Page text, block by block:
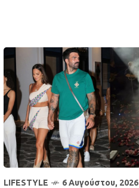
LIFESTYLE 6 Αυγούστου, 2026